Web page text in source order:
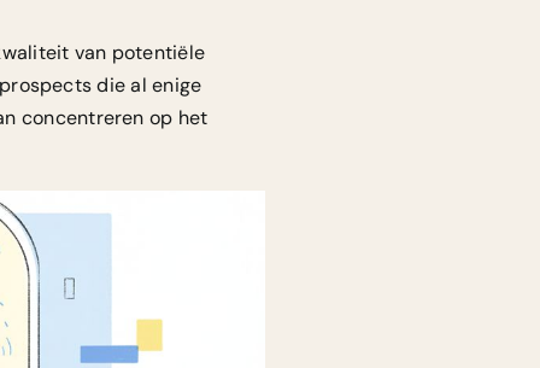
van potentiële
die al enige
concentreren op het